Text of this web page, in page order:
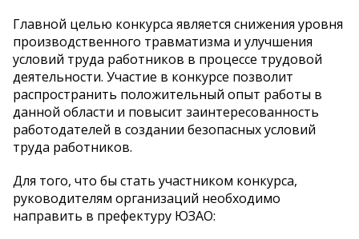
Главной целью конкурса является снижения уровня
производственного травматизма и улучшения
условий труда работников в процессе трудовой
деятельности. Участие в конкурсе позволит
распространить положительный опыт работы в
данной области и повысит заинтересованность
работодателей в создании безопасных условий
труда работников.
Для того, что бы стать участником конкурса,
руководителям организаций необходимо
направить в префектуру ЮЗАО: